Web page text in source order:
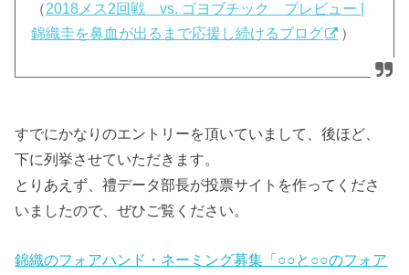
（2018メス2回戦 vs. ゴヨブチック プレビュー |
錦織圭を鼻血が出るまで応援し続けるブログ
）
すでにかなりのエントリーを頂いていまして、後ほど、
下に列挙させていただきます。
とりあえず、禮データ部長が投票サイトを作ってくださ
いましたので、ぜひご覧ください。
錦織のフォアハンド・ネーミング募集「○○と○○のフォア